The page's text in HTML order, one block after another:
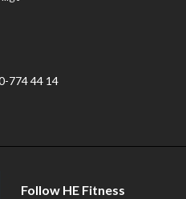
774 44 14
Follow HE Fitness